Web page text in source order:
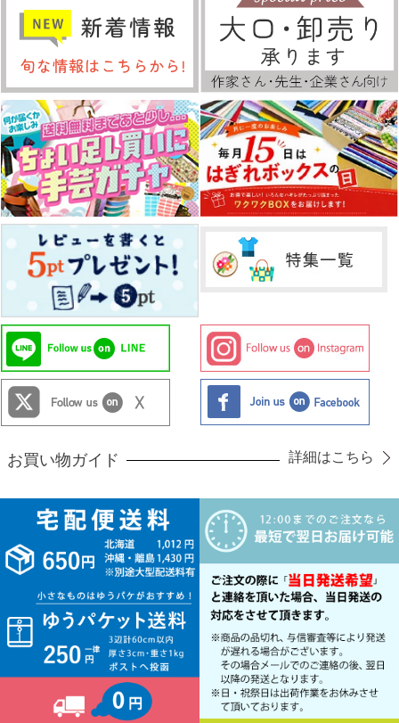
お買い物ガイド 詳細はこちら